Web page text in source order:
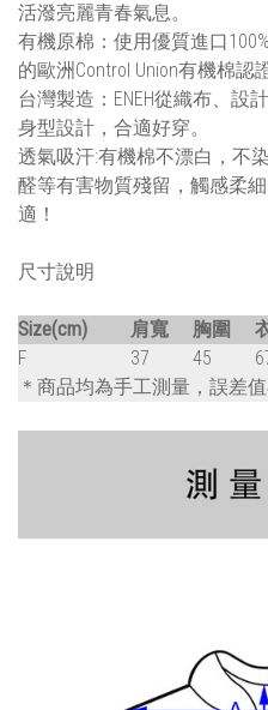
活潑亮麗青春氣息。
有機原棉：使用優質進口
的歐洲Control Union有機棉認
台灣製造：ENEH從織布、設
身型設計，合適好穿。
透氣吸汗:有機棉不漂白，不
醛等有害物質殘留，觸感柔
適！
尺寸說明
Size(cm) 肩寬 胸圍
F
37 45
＊商品均為手工測量，誤差